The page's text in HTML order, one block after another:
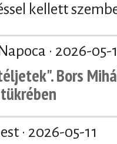
kellett
· 2026-05-
Bors
· 2026-05-11